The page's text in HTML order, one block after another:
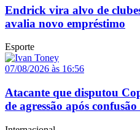
Endrick vira alvo de
avalia novo empréstimo
Esporte
07/08/2026 às 16:56
Atacante que disputou
de agressão após